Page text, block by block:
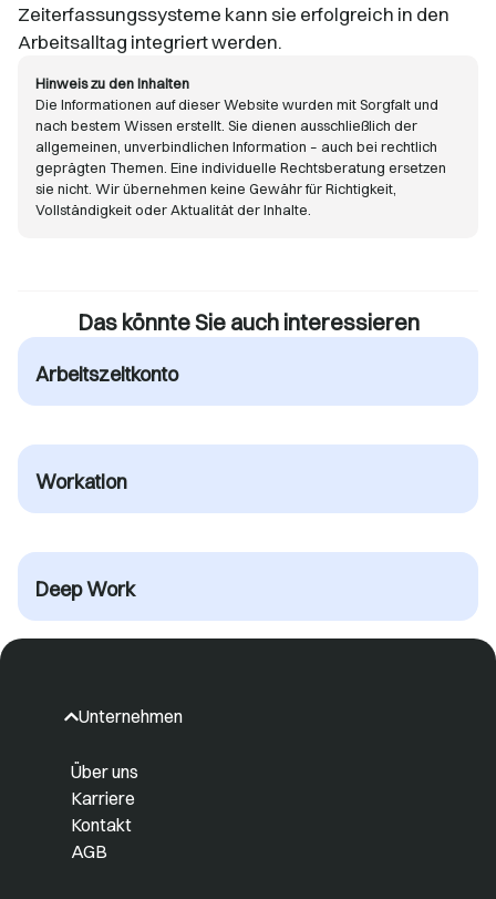
Zeiterfassungssysteme kann sie erfolgreich in den
Arbeitsalltag integriert werden.​
Hinweis zu den Inhalten
Die Informationen auf dieser Website wurden mit Sorgfalt und
nach bestem Wissen erstellt. Sie dienen ausschließlich der
allgemeinen, unverbindlichen Information – auch bei rechtlich
geprägten Themen. Eine individuelle Rechtsberatung ersetzen
sie nicht. Wir übernehmen keine Gewähr für Richtigkeit,
Vollständigkeit oder Aktualität der Inhalte.
Das könnte Sie auch interessieren
Arbeitszeitkonto
Workation
Deep Work
Unternehmen
Über uns
Karriere
Kontakt
AGB